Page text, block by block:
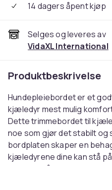
14 dagers åpent kjøp
Selges og leveres av
VidaXL International
Produktbeskrivelse
Hundepleiebordet er et
kjæledyr mest mulig
Dette trimmebordet til
noe som gjør det stabilt og
bordplaten skaper en
kjæledyrene dine kan stå
rustfritt stål